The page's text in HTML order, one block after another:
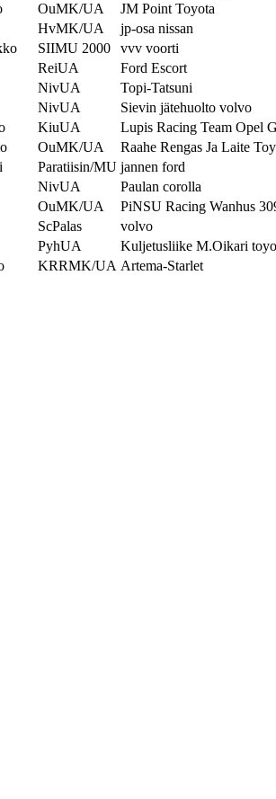
OuMK/UA
JM Point Toyota
HvMK/UA
jp-osa nissan
SIIMU 2000
vvv voorti
ReiUA
Ford Escort
NivUA
Topi-Tatsuni
NivUA
Sievin jätehuolto volvo
KiuUA
Lupis Racing Team Opel
OuMK/UA
Raahe Rengas Ja Laite
Paratiisin/MU jannen ford
NivUA
Paulan corolla
OuMK/UA
PiNSU Racing Wanhus
ScPalas
volvo
PyhUA
Kuljetusliike M.Oikari
KRRMK/UA Artema-Starlet